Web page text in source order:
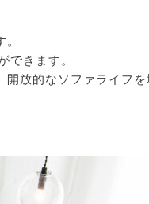
できます。
放的なソファライフ